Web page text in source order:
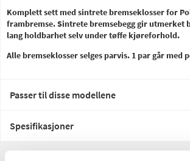
Komplett sett med sintrete bremseklosser for
frambremse. Sintrete bremsebegg gir utmerket
lang holdbarhet selv under tøffe kjøreforhold.
Alle bremseklosser selges parvis. 1 par går med
Passer til disse modellene
Spesifikasjoner